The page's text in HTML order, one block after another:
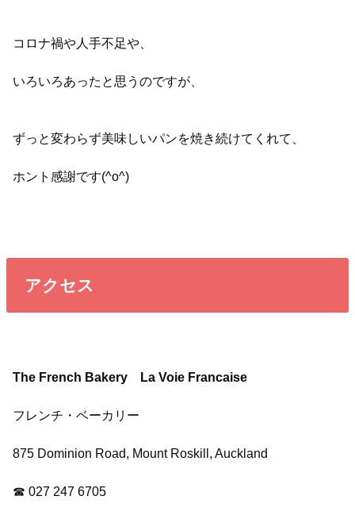
コロナ禍や人手不足や、
いろいろあったと思うのですが、
ずっと変わらず美味しいパンを焼き続けてくれて、
ホント感謝です(^o^)
アクセス
The French Bakery La Voie Francaise
フレンチ・ベーカリー
875 Dominion Road, Mount Roskill, Auckland
☎ 027 247 6705